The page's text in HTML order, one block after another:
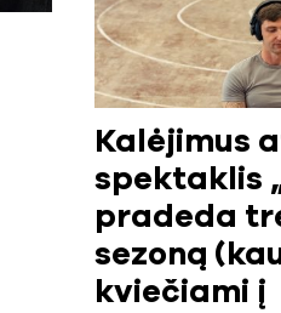
Kalėjimus
spektaklis
pradeda
sezoną
kviečiami į